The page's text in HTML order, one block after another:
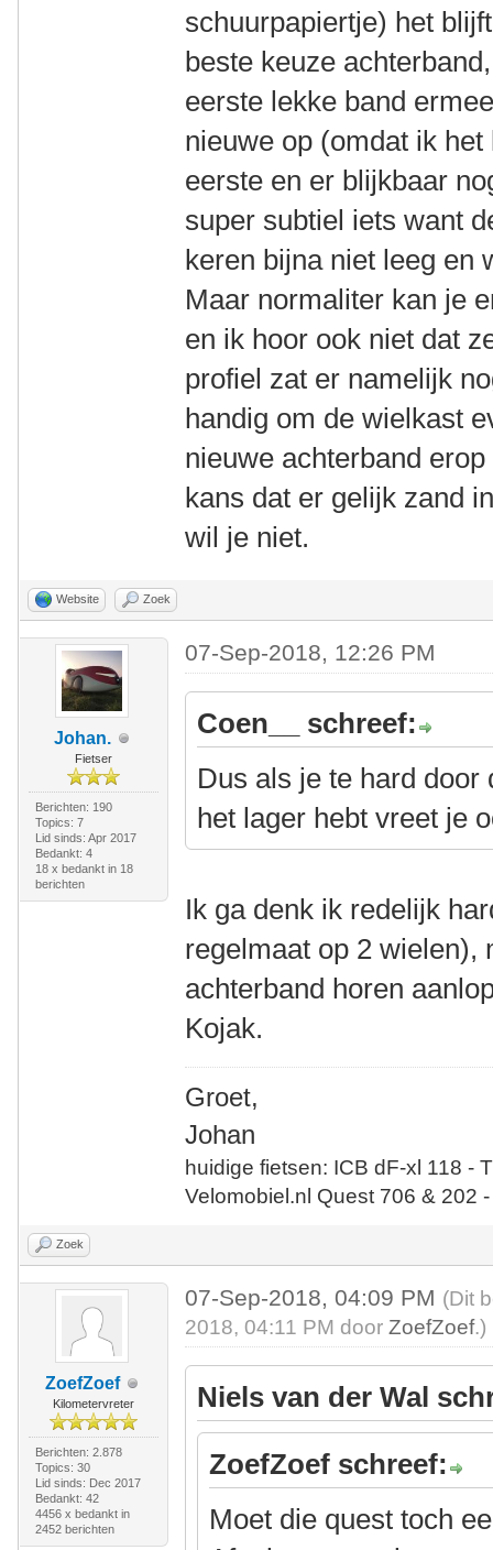
schuurpapiertje) het
beste keuze
eerste lekke band
nieuwe op (omdat ik
eerste en er blijkbaar
super subtiel iets want
keren bijna niet leeg en
Maar normaliter kan je
en ik hoor ook niet dat
profiel zat er namelijk
handig om de wielkast
nieuwe achterband
kans dat er gelijk zand
wil je niet.
Website Zoek
Johan.
Fietser
Berichten: 190
Topics: 7
Lid sinds: Apr 2017
Bedankt: 4
18 x bedankt in 18
berichten
07-Sep-2018, 12:26 PM
Coen__ schreef:
Dus als je te hard door
het lager hebt vreet je
Ik ga denk ik redelijk
regelmaat op 2 wielen),
achterband horen
Kojak.
Groet,
Johan
huidige fietsen: ICB dF-xl 118 -
Velomobiel.nl Quest 706 & 202
Zoek
ZoefZoef
Kilometervreter
Berichten: 2.878
Topics: 30
Lid sinds: Dec 2017
Bedankt: 42
4456 x bedankt in
2452 berichten
07-Sep-2018, 04:09 PM (Dit
2018, 04:11 PM doorZoefZoef.)
Niels van der Wal
ZoefZoef schreef:
Moet die quest toch